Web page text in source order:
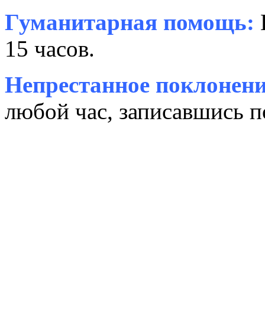
Гуманитарная помощь:
15 часов.
Непрестанное
любой час, записавшись